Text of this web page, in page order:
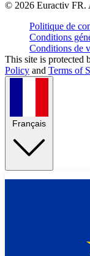
© 2026 Euractiv FR.
Politique de
Conditions
Conditions de
This site is
Policy and Terms of
Français